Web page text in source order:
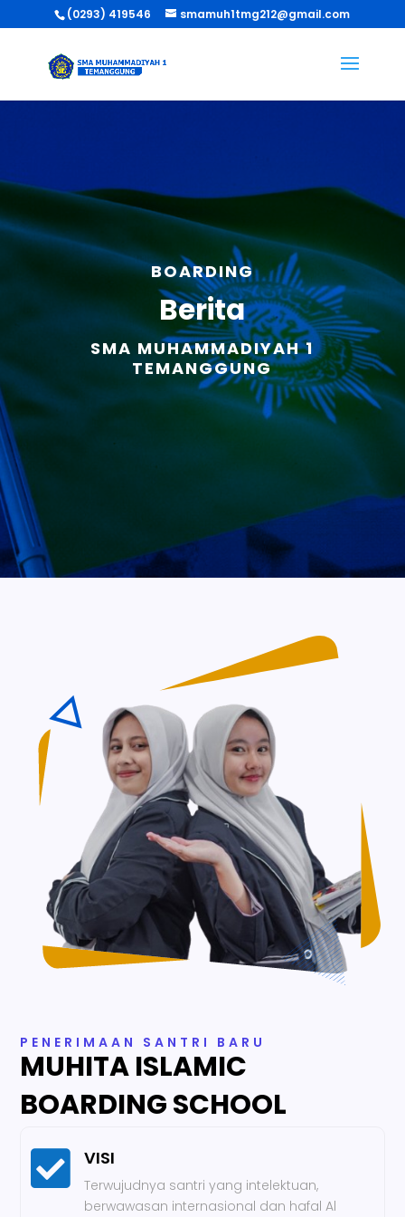
(0293) 419546 smamuh1tmg212@gmail.com
BOARDING
Berita
SMA MUHAMMADIYAH 1
TEMANGGUNG
PENERIMAAN SANTRI BARU
MUHITA ISLAMIC
BOARDING SCHOOL
 VISI
Terwujudnya santri yang intelektuan,
berwawasan internasional dan hafal Al